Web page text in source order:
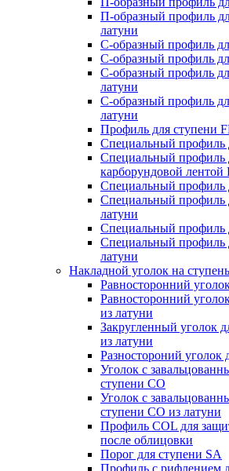
П-образный профиль
латуни
C-образный профиль
C-образный профиль
C-образный профиль
латуни
C-образный профиль
латуни
Профиль для ступени
Специальный профиль
Специальный профиль
карборундовой лентой
Специальный профиль
Специальный профиль
латуни
Специальный профиль
Специальный профиль
латуни
Накладной уголок на ступень
Равносторонний
Равносторонний
из латуни
Закругленный уголок
из латуни
Разностороний уголок
Уголок с
ступени CO
Уголок с
ступени CO из латуни
Профиль COL для
после облицовки
Порог для ступени SA
Профиль с рифлением